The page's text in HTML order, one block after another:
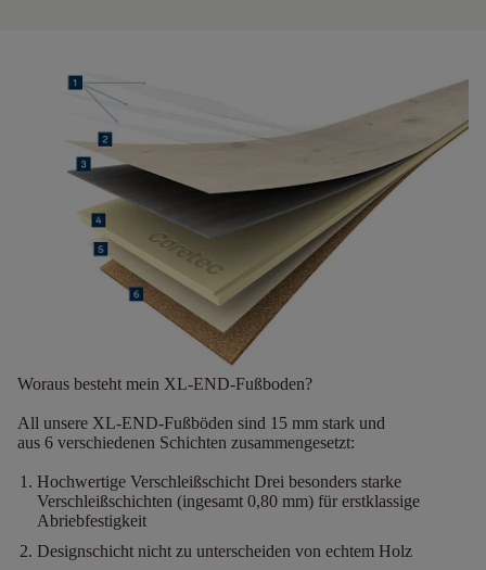
Woraus besteht mein XL-END-Fußboden?
All unsere XL-END-Fußböden sind 15 mm stark und
aus 6 verschiedenen Schichten zusammengesetzt:
Hochwertige Verschleißschicht Drei besonders starke
Verschleißschichten (ingesamt 0,80 mm) für erstklassige
Abriebfestigkeit
Designschicht nicht zu unterscheiden von echtem Holz